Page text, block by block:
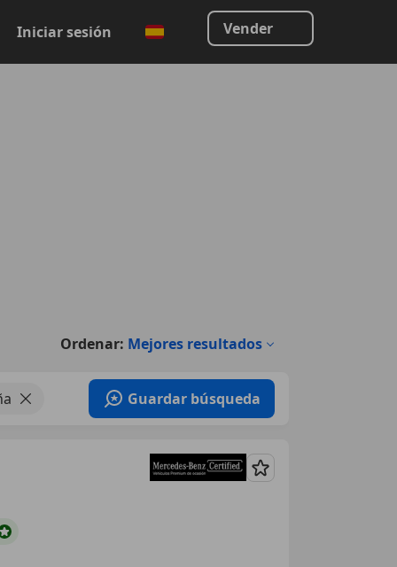
Iniciar sesión Vender
Ordenar: Mejores resultados
Guardar búsqueda
Guardar